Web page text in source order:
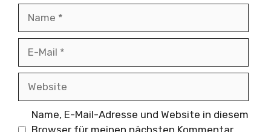
Mail
Name, E-Mail-Adresse und Website in diesem
Browser für meinen nächsten Kommentar